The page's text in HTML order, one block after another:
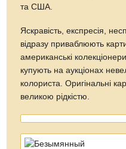
та США.
Яскравість, експресія,
відразу приваблюють
американські
купують на аукціонах
колориста. Оригінальні
великою рідкістю.